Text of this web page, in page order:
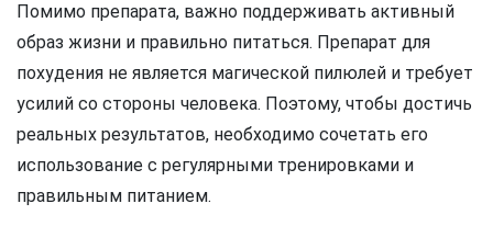
Помимо препарата, важно поддерживать активный
образ жизни и правильно питаться. Препарат для
похудения не является магической пилюлей и требует
усилий со стороны человека. Поэтому, чтобы достичь
реальных результатов, необходимо сочетать его
использование с регулярными тренировками и
правильным питанием.